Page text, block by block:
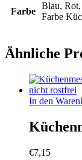
Farbe
Blau,
Farbe
Ähnliche
In den
€7,15